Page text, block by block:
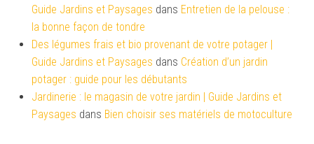
Guide Jardins et Paysages dans Entretien de la pelouse :
la bonne façon de tondre
Des légumes frais et bio provenant de votre potager |
Guide Jardins et Paysages dans Création d’un jardin
potager : guide pour les débutants
Jardinerie : le magasin de votre jardin | Guide Jardins et
Paysages dans Bien choisir ses matériels de motoculture